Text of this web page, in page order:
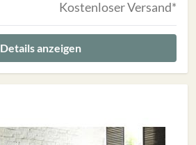
Kostenloser Versand*
Details anzeigen